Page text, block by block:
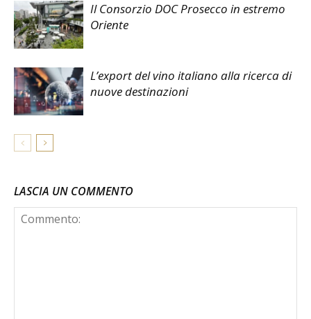
Il Consorzio DOC Prosecco in estremo
Oriente
L’export del vino italiano alla ricerca di
nuove destinazioni
LASCIA UN COMMENTO